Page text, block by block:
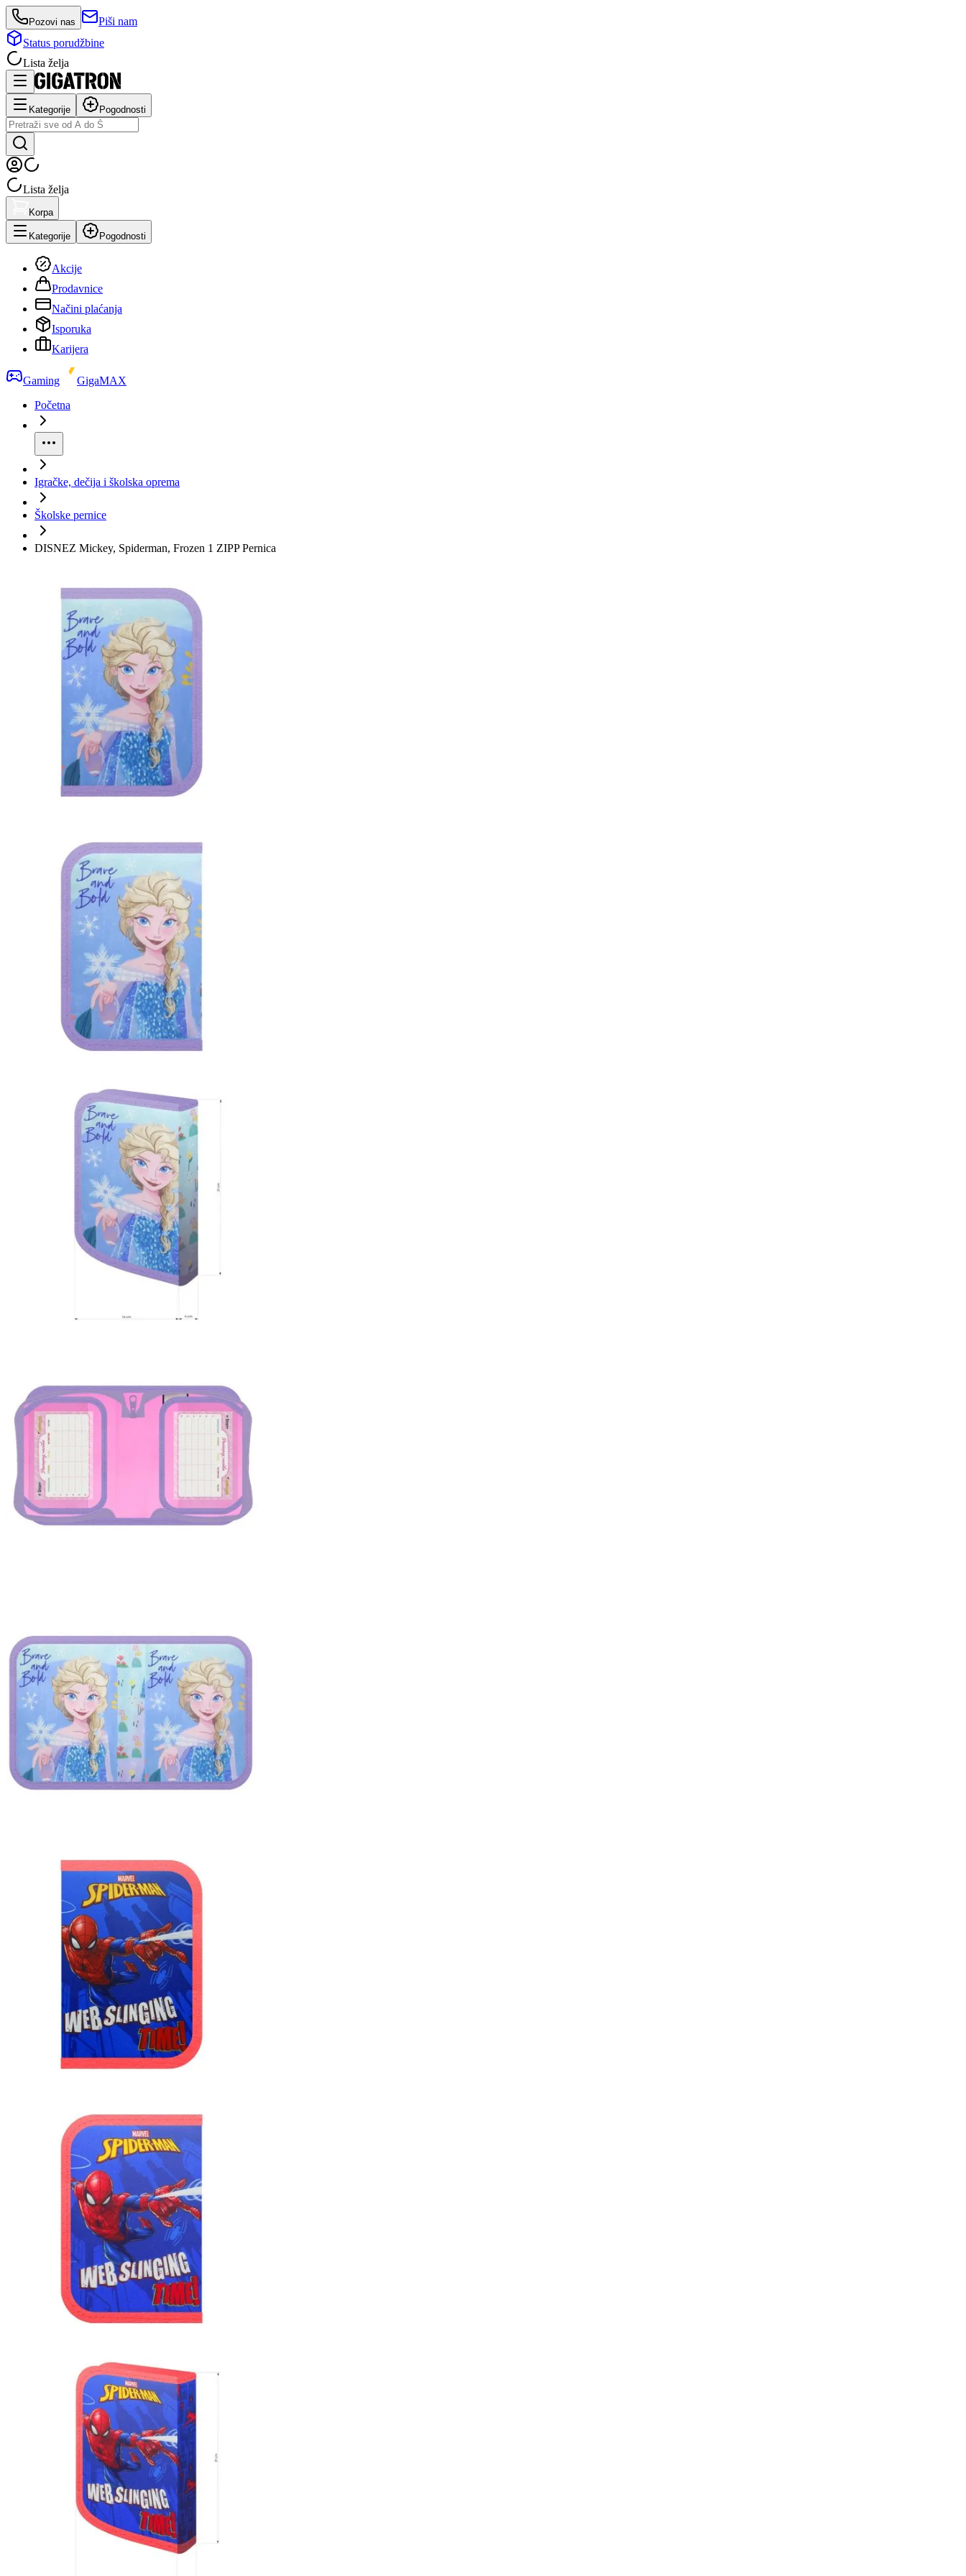
Pozovi nas
Piši nam
Status porudžbine
Lista želja
Kategorije Pogodnosti
Lista želja
Korpa
Kategorije Pogodnosti
Akcije
Prodavnice
Načini plaćanja
Isporuka
Karijera
Gaming
GigaMAX
Početna
Igračke, dečija i školska oprema
Školske pernice
DISNEZ Mickey, Spiderman, Frozen 1 ZIPP Pernica